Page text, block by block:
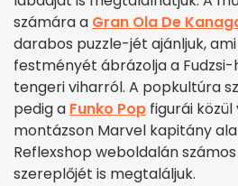
számára a Gran Ola De
darabos puzzle-jét ajánljuk, ami
festményét ábrázolja a
tengeri viharról. A popkultúra
pedig a Funko Pop figurái
montázson Marvel kapitány
Reflexshop weboldalán
szereplőjét is megtaláljuk.